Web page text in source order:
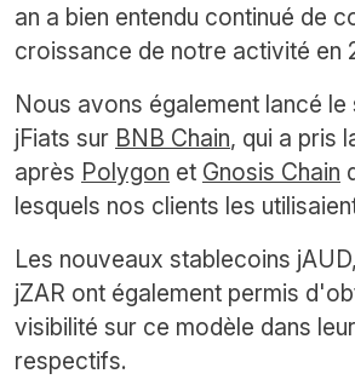
an a bien entendu continué de
croissance de notre activité en
Nous avons également lancé le
jFiats sur BNB Chain, qui a pris
après Polygon et Gnosis Chain
lesquels nos clients les
Les nouveaux stablecoins
jZAR ont également permis
visibilité sur ce modèle dans
respectifs.